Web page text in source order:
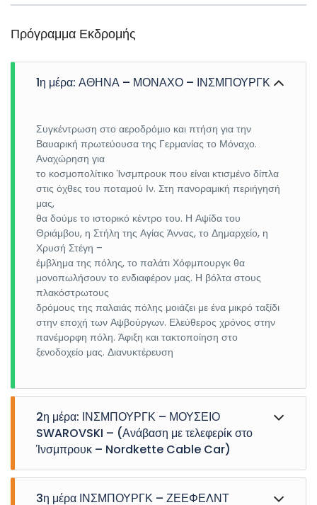
Πρόγραμμα Εκδρομής
1η μέρα: ΑΘΗΝΑ – ΜΟΝΑΧΟ – ΙΝΣΜΠΟΥΡΓΚ
Συγκέντρωση στο αεροδρόμιο και πτήση για την
Βαυαρική πρωτεύουσα της Γερμανίας το Μόναχο.
Αναχώρηση για
το κοσμοπολίτικο Ίνσμπρουκ που είναι κτισμένο δίπλα
στις όχθες του ποταμού Ιν. Στη πανοραμική περιήγησή
μας,
θα δούμε το ιστορικό κέντρο του. Η Αψίδα του
Θριάμβου, η Στήλη της Αγίας Άννας, το Δημαρχείο, η
Χρυσή Στέγη –
έμβλημα της πόλης, το παλάτι Χόφμπουργκ θα
μονοπωλήσουν το ενδιαφέρον μας. Η βόλτα στους
πλακόστρωτους
δρόμους της παλαιάς πόλης μοιάζει με ένα μικρό ταξίδι
στην εποχή των Αψβούργων. Ελεύθερος χρόνος στην
πανέμορφη πόλη. Άφιξη και τακτοποίηση στο
ξενοδοχείο μας. Διανυκτέρευση
2η μέρα: ΙΝΣΜΠΟΥΡΓΚ – ΜΟΥΣΕΙΟ
SWAROVSKI – (Ανάβαση με τελεφερίκ στο
Ίνσμπρουκ – Nordkette Cable Car)
στην ωραιότερη ¨μικρή¨ πόλη της Αυστρίας. Θα δούμε
3η μέρα ΙΝΣΜΠΟΥΡΓΚ – ΖΕΕΦΕΛΝΤ